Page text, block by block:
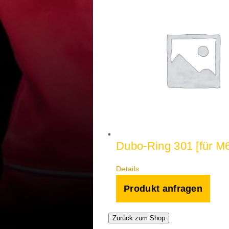
Dubo-Ring 301 [für
Details
Produkt anfragen
Zurück zum Shop